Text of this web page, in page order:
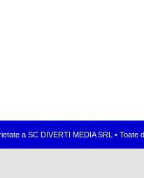
a SC DIVERTI MEDIA SRL •